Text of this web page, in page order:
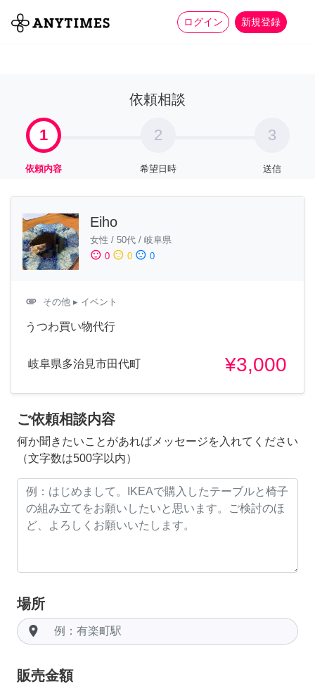
ログイン 新規登録
全て 家事 more_horiz
依頼相談
1
依頼内容
2
希望日時
3
送信
Eiho
女性 / 50代 / 岐阜県
sentiment_satisfied 0 sentiment_neutral 0 sentiment_dissatisfied 0
attachment その他 ▸ イベント
うつわ買い物代行
岐阜県多治見市田代町 ¥3,000
ご依頼相談内容
何か聞きたいことがあればメッセージを入れてください
（文字数は500字以内）
場所
room
販売金額